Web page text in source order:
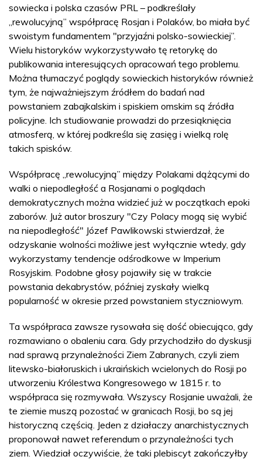
sowiecka i polska czasów PRL – podkreślały
„rewolucyjną” współpracę Rosjan i Polaków, bo miała być
swoistym fundamentem "przyjaźni polsko-sowieckiej”.
Wielu historyków wykorzystywało tę retorykę do
publikowania interesujących opracowań tego problemu.
Można tłumaczyć poglądy sowieckich historyków również
tym, że najważniejszym źródłem do badań nad
powstaniem zabajkalskim i spiskiem omskim są źródła
policyjne. Ich studiowanie prowadzi do przesiąknięcia
atmosferą, w której podkreśla się zasięg i wielką rolę
takich spisków.
Współpracę „rewolucyjną” między Polakami dążącymi do
walki o niepodległość a Rosjanami o poglądach
demokratycznych można widzieć już w początkach epoki
zaborów. Już autor broszury "Czy Polacy mogą się wybić
na niepodległość" Józef Pawlikowski stwierdzał, że
odzyskanie wolności możliwe jest wyłącznie wtedy, gdy
wykorzystamy tendencje odśrodkowe w Imperium
Rosyjskim. Podobne głosy pojawiły się w trakcie
powstania dekabrystów, później zyskały wielką
popularność w okresie przed powstaniem styczniowym.
Ta współpraca zawsze rysowała się dość obiecująco, gdy
rozmawiano o obaleniu cara. Gdy przychodziło do dyskusji
nad sprawą przynależności Ziem Zabranych, czyli ziem
litewsko-białoruskich i ukraińskich wcielonych do Rosji po
utworzeniu Królestwa Kongresowego w 1815 r. to
współpraca się rozmywała. Wszyscy Rosjanie uważali, że
te ziemie muszą pozostać w granicach Rosji, bo są jej
historyczną częścią. Jeden z działaczy anarchistycznych
proponował nawet referendum o przynależności tych
ziem. Wiedział oczywiście, że taki plebiscyt zakończyłby